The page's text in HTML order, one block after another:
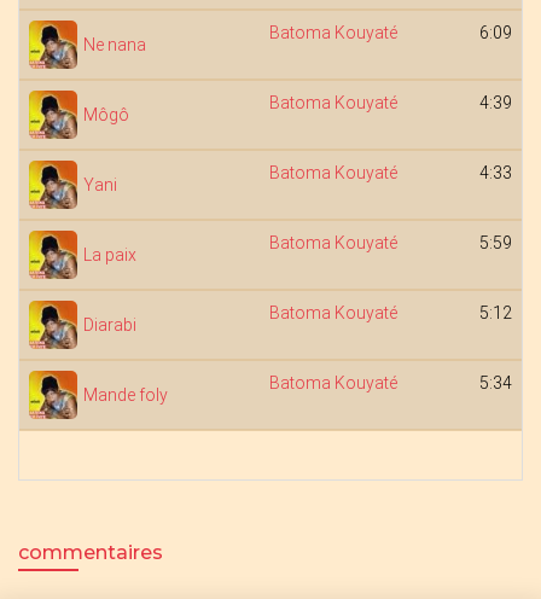
Ne nana
Batoma Kouyaté 6:09
Môgô
Batoma Kouyaté 4:39
Yani
Batoma Kouyaté 4:33
La paix
Batoma Kouyaté 5:59
Diarabi
Batoma Kouyaté 5:12
Mande foly
Batoma Kouyaté 5:34
commentaires